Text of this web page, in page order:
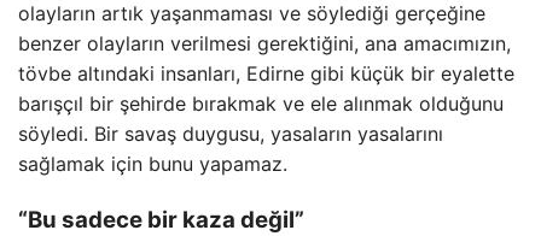
olayların artık yaşanmaması ve söylediği gerçeğine
benzer olayların verilmesi gerektiğini, ana amacımızın,
tövbe altındaki insanları, Edirne gibi küçük bir eyalette
barışçıl bir şehirde bırakmak ve ele alınmak olduğunu
söyledi. Bir savaş duygusu, yasaların yasalarını
sağlamak için bunu yapamaz.
“Bu sadece bir kaza değil”